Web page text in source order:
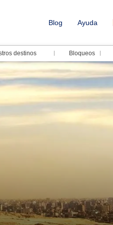
Blog Ayuda
destinos Bloqueos